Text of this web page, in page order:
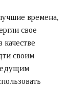
времена,
свое
своим